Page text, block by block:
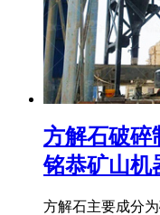
方解石破碎
铭恭矿山机
方解石主要成分